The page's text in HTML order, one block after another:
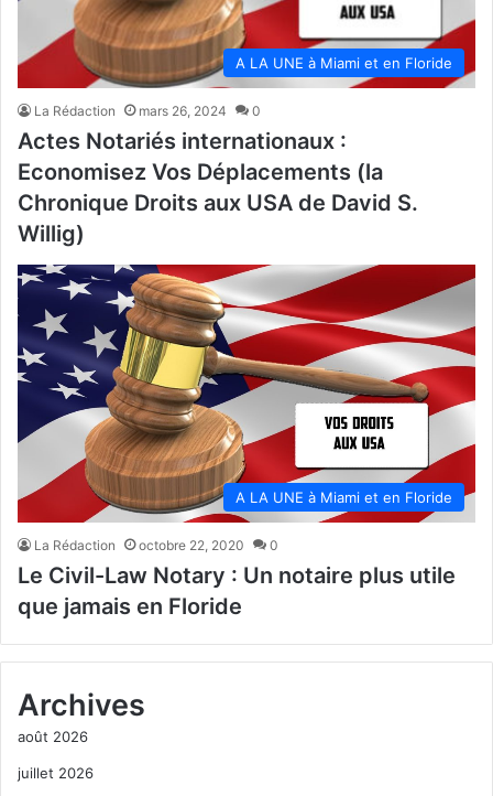
A LA UNE à Miami et en Floride
La Rédaction mars 26, 2024 0
Actes Notariés internationaux :
Economisez Vos Déplacements (la
Chronique Droits aux USA de David S.
Willig)
A LA UNE à Miami et en Floride
La Rédaction octobre 22, 2020 0
Le Civil-Law Notary : Un notaire plus utile
que jamais en Floride
Archives
août 2026
juillet 2026